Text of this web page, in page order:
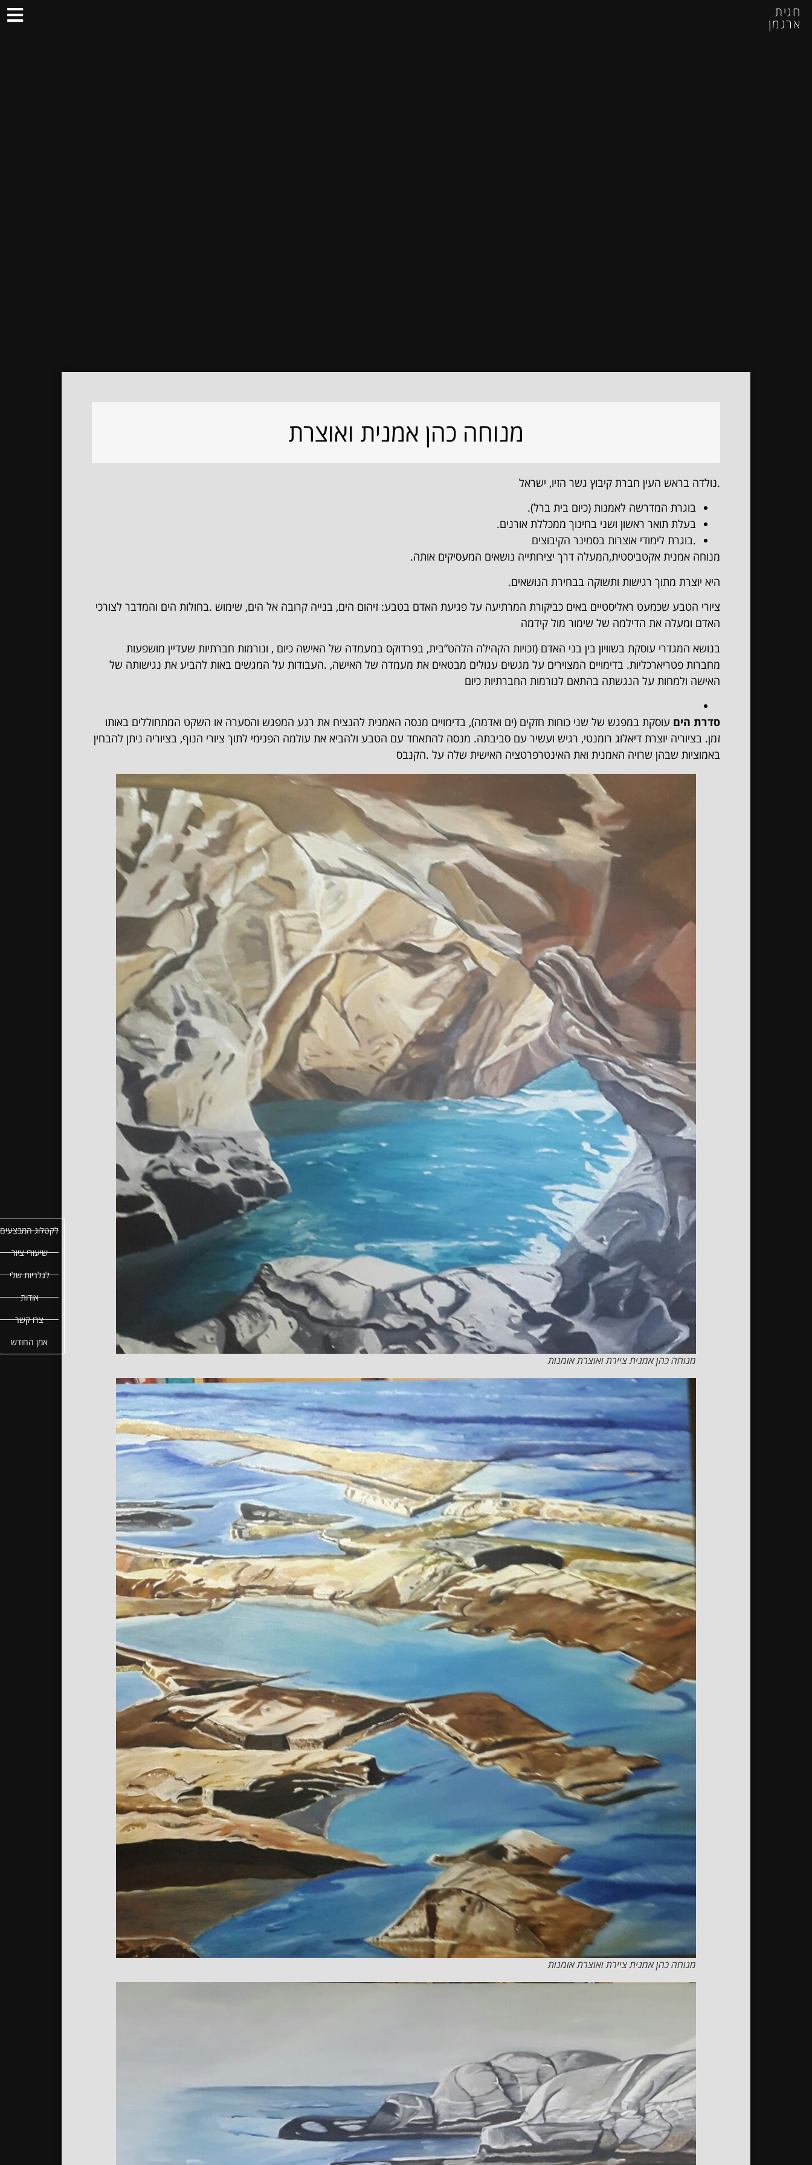
לקטלוג המבצעים
שיעורי ציור
לגלריות שלי
אודות
צרו קשר
אמן החודש
חגית
ארגמן
מנוחה כהן אמנית ואוצרת
.נולדה בראש העין חברת קיבוץ גשר הזיו, ישראל
בוגרת המדרשה לאמנות (כיום בית ברל).
בעלת תואר ראשון ושני בחינוך ממכללת אורנים.
.בוגרת לימודי אוצרות בסמינר הקיבוצים
מנוחה אמנית אקטביסטית,המעלה דרך יצירותייה נושאים המעסיקים אותה.
היא יוצרת מתוך רגישות ותשוקה בבחירת הנושאים.
ציורי הטבע שכמעט ראליסטיים באים כביקורת המרתיעה על פגיעת האדם בטבע: זיהום הים, בנייה קרובה אל הים, שימוש .בחולות הים והמדבר לצורכי
האדם ומעלה את הדילמה של שימור מול קידמה
בנושא המגדרי עוסקת בשוויון בין בני האדם (זכויות הקהילה הלהט”בית, בפרדוקס במעמדה של האישה כיום , ונורמות חברתיות שעדיין מושפעות
מחברות פטריארכליות. בדימויים המצוירים על מגשים עגולים מבטאים את מעמדה של האישה, .העבודות על המגשים באות להביע את נגישותה של
האישה ולמחות על הנגשתה בהתאם לנורמות החברתיות כיום
סדרת הים עוסקת במפגש של שני כוחות חזקים (ים ואדמה), בדימויים מנסה האמנית להנציח את רגע המפגש והסערה או השקט המתחוללים באותו
זמן. בציוריה יוצרת דיאלוג רומנטי, רגיש ועשיר עם סביבתה. מנסה להתאחד עם הטבע ולהביא את עולמה הפנימי לתוך ציורי הנוף, בציוריה ניתן להבחין
באמוציות שבהן שרויה האמנית ואת האינטרפרטציה האישית שלה על .הקנבס
מנוחה כהן אמנית ציירת ואוצרת אומנות
מנוחה כהן אמנית ציירת ואוצרת אומנות